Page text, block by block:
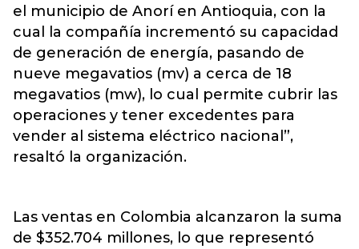
el municipio de Anorí en Antioquia, con la
cual la compañía incrementó su capacidad
de generación de energía, pasando de
nueve megavatios (mv) a cerca de 18
megavatios (mw), lo cual permite cubrir las
operaciones y tener excedentes para
vender al sistema eléctrico nacional”,
resaltó la organización.
Las ventas en Colombia alcanzaron la suma
de $352.704 millones, lo que representó